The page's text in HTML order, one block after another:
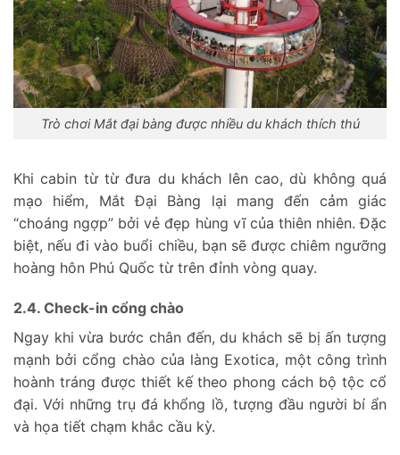
Trò chơi Mắt đại bàng được nhiều du khách thích thú
Khi cabin từ từ đưa du khách lên cao, dù không quá
mạo hiểm, Mắt Đại Bàng lại mang đến cảm giác
“choáng ngợp” bởi vẻ đẹp hùng vĩ của thiên nhiên. Đặc
biệt, nếu đi vào buổi chiều, bạn sẽ được chiêm ngưỡng
hoàng hôn Phú Quốc từ trên đỉnh vòng quay.
2.4. Check-in cổng chào
Ngay khi vừa bước chân đến, du khách sẽ bị ấn tượng
mạnh bởi cổng chào của làng Exotica, một công trình
hoành tráng được thiết kế theo phong cách bộ tộc cổ
đại. Với những trụ đá khổng lồ, tượng đầu người bí ẩn
và họa tiết chạm khắc cầu kỳ.